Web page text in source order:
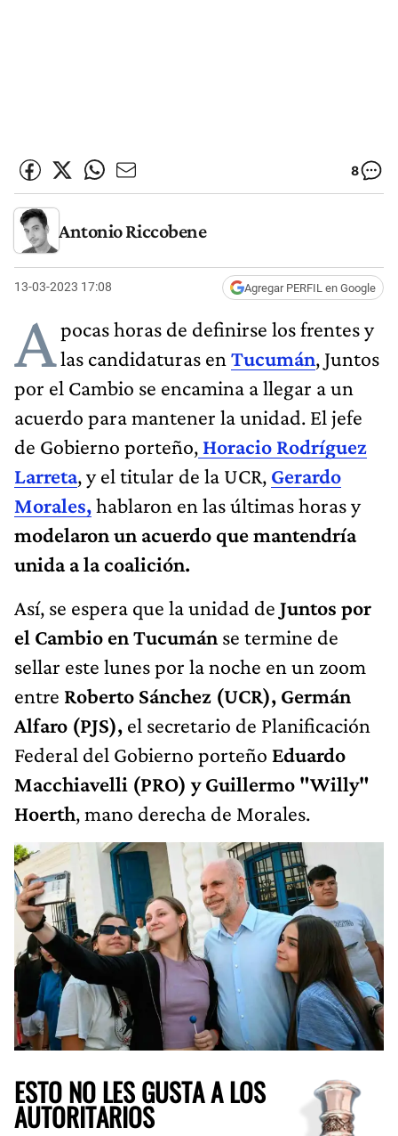
8
Antonio Riccobene
13-03-2023 17:08 Agregar PERFIL en Google
Apocas horas de definirse los frentes y
las candidaturas en Tucumán, Juntos
por el Cambio se encamina a llegar a un
acuerdo para mantener la unidad. El jefe
de Gobierno porteño, Horacio Rodríguez
Larreta, y el titular de la UCR, Gerardo
Morales,hablaron en las últimas horas y
modelaron un acuerdo que mantendría
unida a la coalición.
Así, se espera que la unidad de Juntos por
el Cambio en Tucumán se termine de
sellar este lunes por la noche en un zoom
entre Roberto Sánchez (UCR), Germán
Alfaro (PJS), el secretario de Planificación
Federal del Gobierno porteño Eduardo
Macchiavelli (PRO) y Guillermo "Willy"
Hoerth, mano derecha de Morales.
ESTO NO LES GUSTA A LOS
AUTORITARIOS